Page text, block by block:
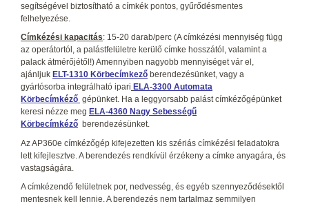
segítségével biztosítható a címkék pontos, gyűrődésmentes
felhelyezése.
Címkézési kapacitás: 15-20 darab/perc (A címkézési mennyiség függ
az operátortól, a palástfelületre kerülő címke hosszától, valamint a
palack átmérőjétől!) Amennyiben nagyobb mennyiséget vár el,
ajánljuk ELT-1310 Körbecímkező berendezésünket, vagy a
gyártósorba integrálható ipari ELA-3300 Automata
Körbecímkéző gépünket. Ha a leggyorsabb palást címkézőgépünket
keresi nézze meg ELA-4360 Nagy Sebességű
Körbecímkéző berendezésünket.
Az AP360e címkézőgép kifejezetten kis szériás címkézési feladatokra
lett kifejlesztve. A berendezés rendkívül érzékeny a címke anyagára, és
vastagságára.
A címkézendő felületnek por, nedvesség, és egyéb szennyeződésektől
mentesnek kell lennie. A berendezés nem tartalmaz semmilyen